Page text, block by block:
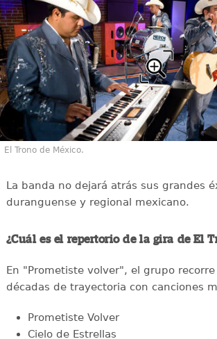
El Trono de México.
La banda no dejará atrás sus grandes
duranguense y regional mexicano.
¿Cuál es el repertorio de la gira de El
En "Prometiste volver", el grupo
décadas de trayectoria con canciones
Prometiste Volver
Cielo de Estrellas